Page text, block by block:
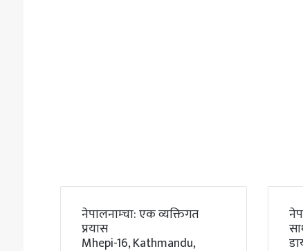
नेपालनाम्चा: एक व्यक्तिगत
प्रयास
Mhepi-16, Kathmandu,